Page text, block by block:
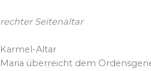
rechter Seitenaltar
Karmel-Altar
Maria überreicht dem